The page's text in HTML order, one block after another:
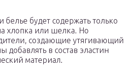
будет содержать только
хлопка или шелка. Но
создающие утягивающий
в состав эластин
материал.